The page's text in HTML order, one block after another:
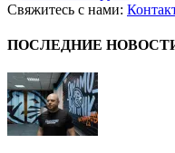
Свяжитесь с нами:
ПОСЛЕДНИЕ